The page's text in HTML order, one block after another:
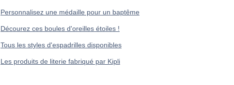
Personnalisez une médaille pour un baptême
Décourez ces boules d'oreilles étoiles !
Tous les styles d'espadrilles disponibles
Les produits de literie fabriqué par Kipli